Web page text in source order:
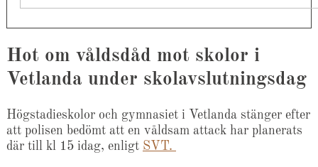
Hot om våldsdåd mot skolor i
Vetlanda under skolavslutningsdag
Högstadieskolor och gymnasiet i Vetlanda stänger efter
att polisen bedömt att en våldsam attack har planerats
där till kl 15 idag, enligt SVT.